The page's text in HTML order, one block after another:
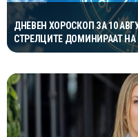
ДНЕВЕН ХОРОСКОП ЗА 10
СТРЕЛЦИТЕ ДОМИНИРААТ НА
ЉУБОВНА ЕНЕРГИЈА